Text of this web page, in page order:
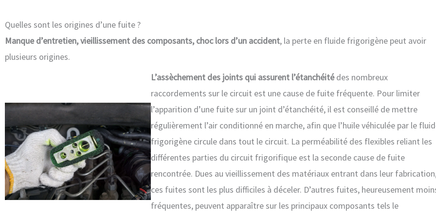
Quelles sont les origines d’une fuite ?
Manque d’entretien, vieillissement des composants, choc lors d’un accident, la perte en fluide frigorigène peut avoir
plusieurs origines.
L’assèchement des joints qui assurent l’étanchéitédes nombreux
raccordements sur le circuit est une cause de fuite fréquente. Pour limiter
l’apparition d’une fuite sur un joint d’étanchéité, il est conseillé de mettre
régulièrement l’air conditionné en marche, afin que l’huile véhiculée par le
frigorigène circule dans tout le circuit. La perméabilité des flexibles reliant les
différentes parties du circuit frigorifique est la seconde cause de fuite
rencontrée. Dues au vieillissement des matériaux entrant dans leur
ces fuites sont les plus difficiles à déceler. D’autres fuites, heureusement
fréquentes, peuvent apparaître sur les principaux composants tels le